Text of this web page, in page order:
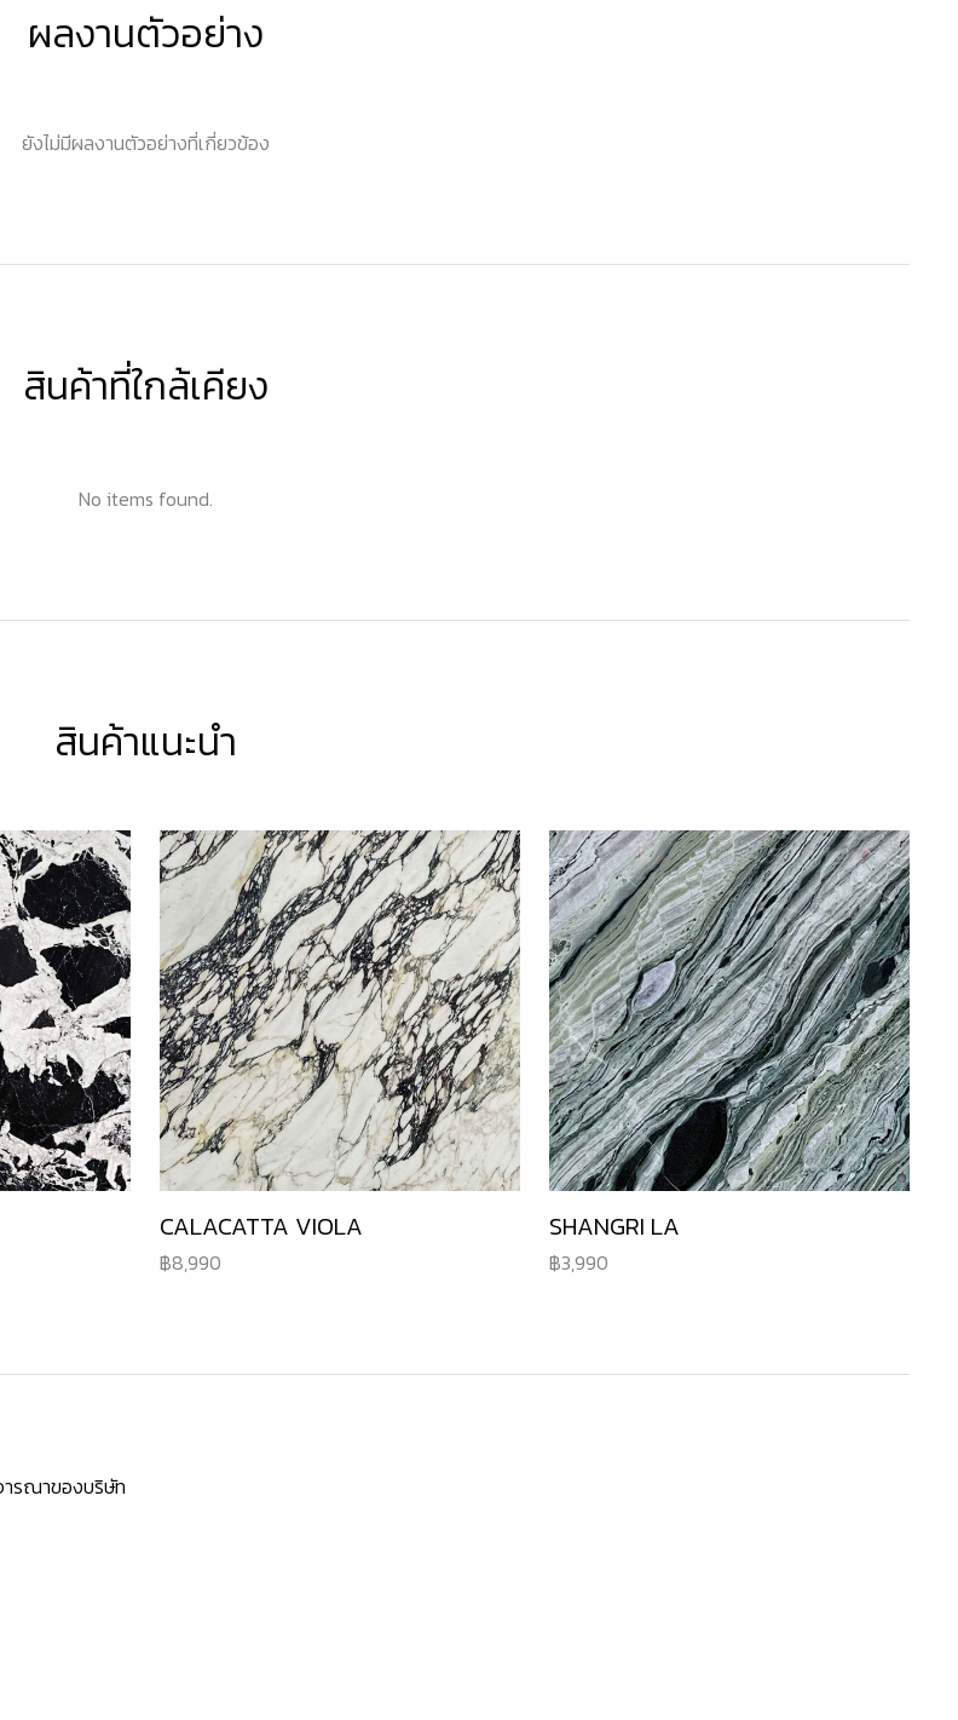
ผลงานตัวอย่าง
ยังไม่มีผลงานตัวอย่างที่เกี่ยวข้อง
สินค้าที่ใกล้เคียง
No items found.
สินค้าแนะนำ
CALACATTA VIOLA
8,990
SHANGRI LA
3,990
ารณาของบริษัท